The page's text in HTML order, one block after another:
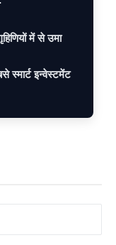
में से उमा
स्मार्ट इन्वेस्टमेंट